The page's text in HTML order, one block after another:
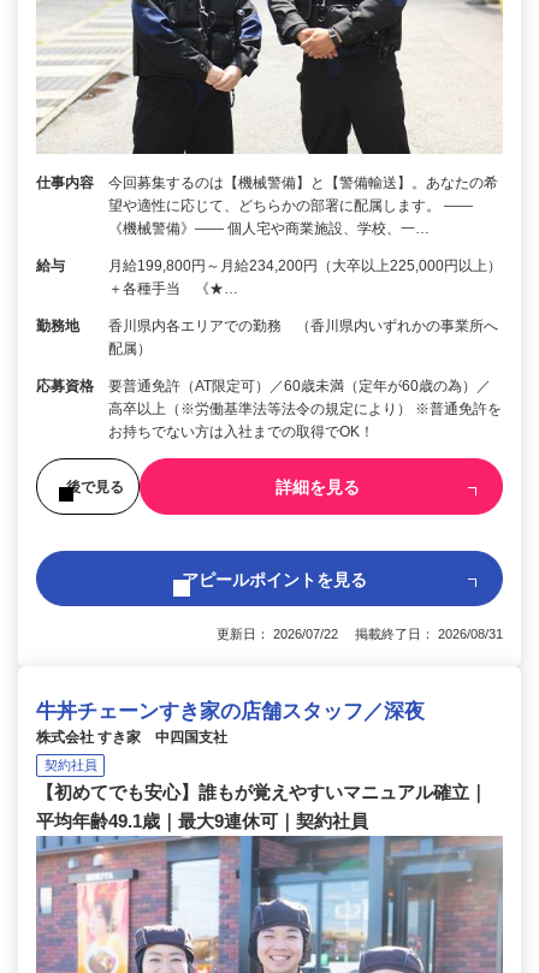
仕事内容
今回募集するのは【機械警備】と【警備輸送】。あなたの希
望や適性に応じて、どちらかの部署に配属します。 ――
《機械警備》―― 個人宅や商業施設、学校、一…
給与
月給199,800円～月給234,200円（大卒以上225,000円以上）
＋各種手当 《★…
勤務地
香川県内各エリアでの勤務 （香川県内いずれかの事業所へ
配属）
応募資格
要普通免許（AT限定可）／60歳未満（定年が60歳の為）／
高卒以上（※労働基準法等法令の規定により） ※普通免許を
お持ちでない方は入社までの取得でOK！
後で見る 詳細を見る
アピールポイントを見る
更新日： 2026/07/22 掲載終了日： 2026/08/31
牛丼チェーンすき家の店舗スタッフ／深夜
株式会社 すき家 中四国支社
契約社員
【初めてでも安心】誰もが覚えやすいマニュアル確立｜
平均年齢49.1歳｜最大9連休可｜契約社員